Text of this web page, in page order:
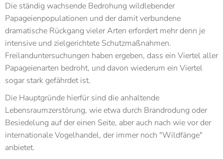
Die ständig wachsende Bedrohung wildlebender
Papageienpopulationen und der damit verbundene
dramatische Rückgang vieler Arten erfordert mehr denn je
intensive und zielgerichtete Schutzmaßnahmen.
Freilanduntersuchungen haben ergeben, dass ein Viertel aller
Papageienarten bedroht, und davon wiederum ein Viertel
sogar stark gefährdet ist.
Die Hauptgründe hierfür sind die anhaltende
Lebensraumzerstörung, wie etwa durch Brandrodung oder
Besiedelung auf der einen Seite, aber auch nach wie vor der
internationale Vogelhandel, der immer noch "Wildfänge"
anbietet.